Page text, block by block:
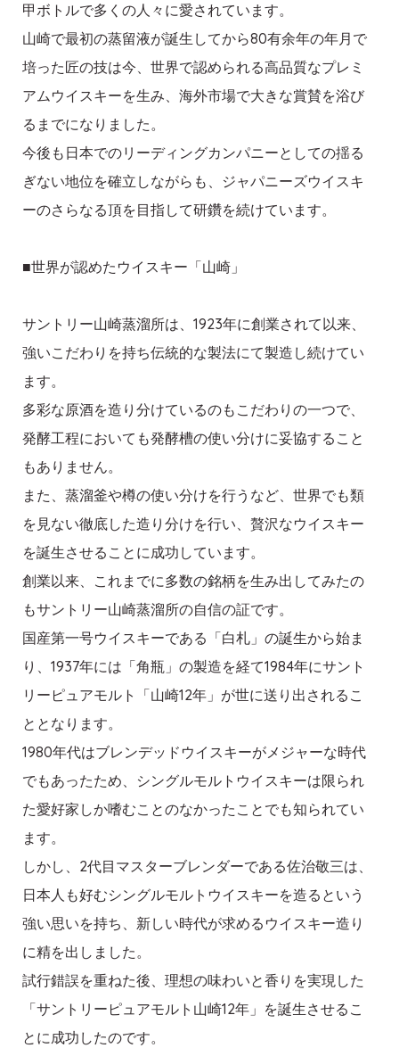
甲ボトルで多くの人々に愛されています。
山崎で最初の蒸留液が誕生してから80有余年の年月で
培った匠の技は今、世界で認められる高品質なプレミ
アムウイスキーを生み、海外市場で大きな賞賛を浴び
るまでになりました。
今後も日本でのリーディングカンパニーとしての揺る
ぎない地位を確立しながらも、ジャパニーズウイスキ
ーのさらなる頂を目指して研鑽を続けています。
■世界が認めたウイスキー「山崎」
サントリー山崎蒸溜所は、1923年に創業されて以来、
強いこだわりを持ち伝統的な製法にて製造し続けてい
ます。
多彩な原酒を造り分けているのもこだわりの一つで、
発酵工程においても発酵槽の使い分けに妥協すること
もありません。
また、蒸溜釜や樽の使い分けを行うなど、世界でも類
を見ない徹底した造り分けを行い、贅沢なウイスキー
を誕生させることに成功しています。
創業以来、これまでに多数の銘柄を生み出してみたの
もサントリー山崎蒸溜所の自信の証です。
国産第一号ウイスキーである「白札」の誕生から始ま
り、1937年には「角瓶」の製造を経て1984年にサント
リーピュアモルト「山崎12年」が世に送り出されるこ
ととなります。
1980年代はブレンデッドウイスキーがメジャーな時代
でもあったため、シングルモルトウイスキーは限られ
た愛好家しか嗜むことのなかったことでも知られてい
ます。
しかし、2代目マスターブレンダーである佐治敬三は、
日本人も好むシングルモルトウイスキーを造るという
強い思いを持ち、新しい時代が求めるウイスキー造り
に精を出しました。
試行錯誤を重ねた後、理想の味わいと香りを実現した
「サントリーピュアモルト山崎12年」を誕生させるこ
とに成功したのです。